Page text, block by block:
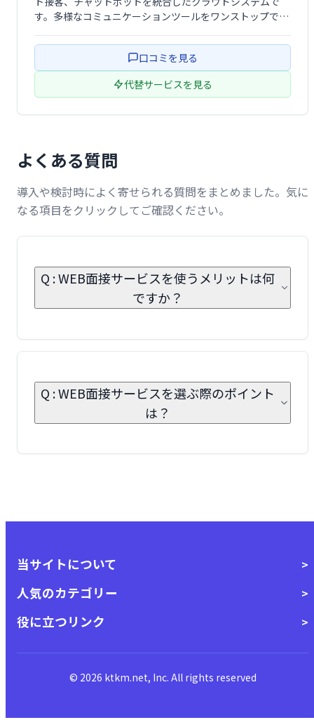
す。多様なコミュニケーションツールをワンストップで管
善を迅速に進め、効率的なコミュニケーション環境を構築
できます。 様々なビジネ …口コミを見る
代替サービスを見る
よくある質問
導入や検討時によく寄せられる質問をまとめました。気に
なる項目をクリックしてご確認ください。
Q : WEB面接サービスを使うメリットは何
ですか？
Q : WEB面接サービスを選ぶ際のポイント
は？
当サイトについて
人気のカテゴリー
役に立つリンク
© 2026 ktkm.net, Inc. All rights reserved